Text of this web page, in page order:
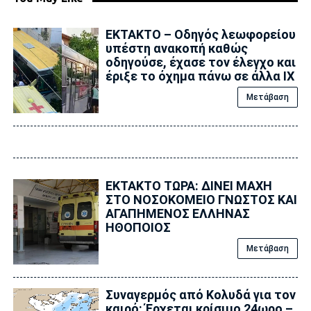
ΕΚΤΑΚΤΟ – Οδηγός λεωφορείου
υπέστη ανακοπή καθώς
οδηγούσε, έχασε τον έλεγχο και
έριξε το όχημα πάνω σε άλλα ΙΧ
Μετάβαση
ΕΚΤΑΚΤΟ ΤΩΡΑ: ΔΙΝΕΙ ΜΑΧΗ
ΣΤΟ ΝΟΣΟΚΟΜΕΙΟ ΓΝΩΣΤΟΣ ΚΑΙ
ΑΓΑΠΗΜΕΝΟΣ ΕΛΛΗΝΑΣ
ΗΘΟΠΟΙΟΣ
Μετάβαση
Συναγερμός από Κολυδά για τον